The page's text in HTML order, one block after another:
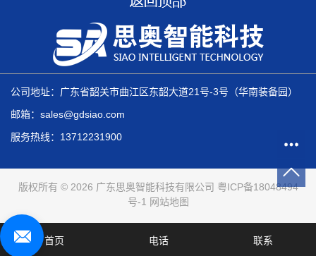
公司地址：广东省韶关市曲江区东韶大道21号-3号（华南装备园）
邮箱：sales@gdsiao.com
服务热线：13712231900
版权所有 © 2026 广东思奥智能科技有限公司 粤ICP备18048494
号-1 网站地图
技术支持：华商网络
首页 电话 联系